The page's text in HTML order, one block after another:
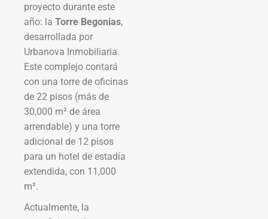
proyecto durante este
año: la Torre Begonias,
desarrollada por
Urbanova Inmobiliaria.
Este complejo contará
con una torre de oficinas
de 22 pisos (más de
30,000 m² de área
arrendable) y una torre
adicional de 12 pisos
para un hotel de estadía
extendida, con 11,000
m².
Actualmente, la